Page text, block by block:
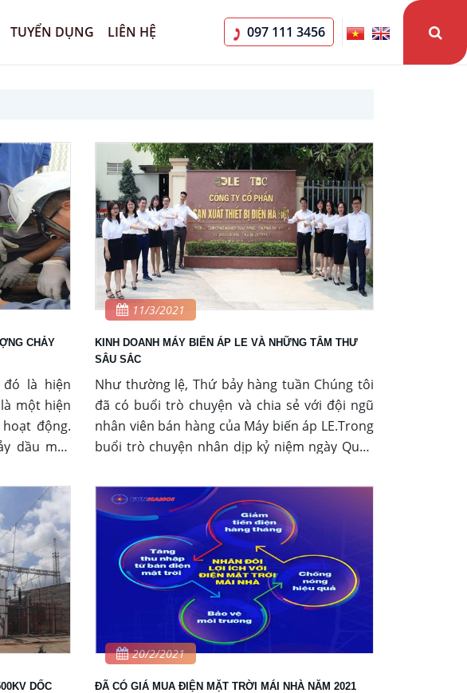
TUYỂN DỤNG LIÊN HỆ 097 111 3456
CHẢY
là hiện
một hiện
động.
dầu máy
sẽ như
qua bài
11/3/2021
KINH DOANH MÁY BIẾN ÁP LE VÀ NHỮNG TÂM THƯ
SÂU SẮC
Như thường lệ, Thứ bảy hàng tuần Chúng tôi
đã có buổi trò chuyện và chia sẻ với đội ngũ
nhân viên bán hàng của Máy biến áp LE.Trong
buổi trò chuyện nhân dịp kỷ niệm ngày Quốc
khi được lắng nghe những chia sẻ thân mật,
chân thành của họ trong công việc cũng như
DỐC
20/2/2021
ĐÃ CÓ GIÁ MUA ĐIỆN MẶT TRỜI MÁI NHÀ NĂM 2021